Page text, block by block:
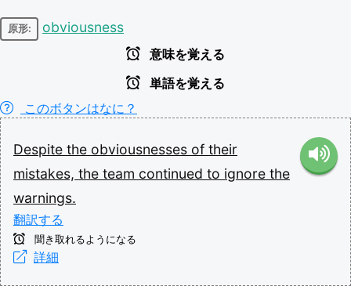
原形: obviousness
意味を覚える
単語を覚える
このボタンはなに？
Despite the obviousnesses of their
mistakes, the team continued to ignore the
warnings.
翻訳する
聞き取れるようになる
詳細